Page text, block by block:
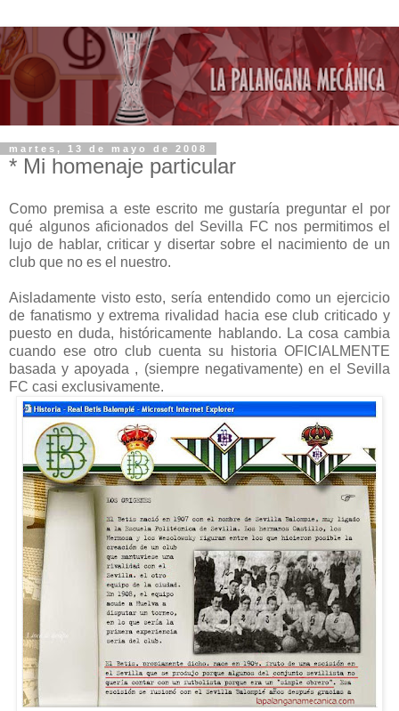
martes, 13 de mayo de 2008
* Mi homenaje particular
Como premisa a este escrito me gustaría preguntar el por
qué algunos aficionados del Sevilla FC nos permitimos el
lujo de hablar, criticar y disertar sobre el nacimiento de un
club que no es el nuestro.
Aisladamente visto esto, sería entendido como un ejercicio
de fanatismo y extrema rivalidad hacia ese club criticado y
puesto en duda, históricamente hablando. La cosa cambia
cuando ese otro club cuenta su historia OFICIALMENTE
basada y apoyada , (siempre negativamente) en el Sevilla
FC casi exclusivamente.